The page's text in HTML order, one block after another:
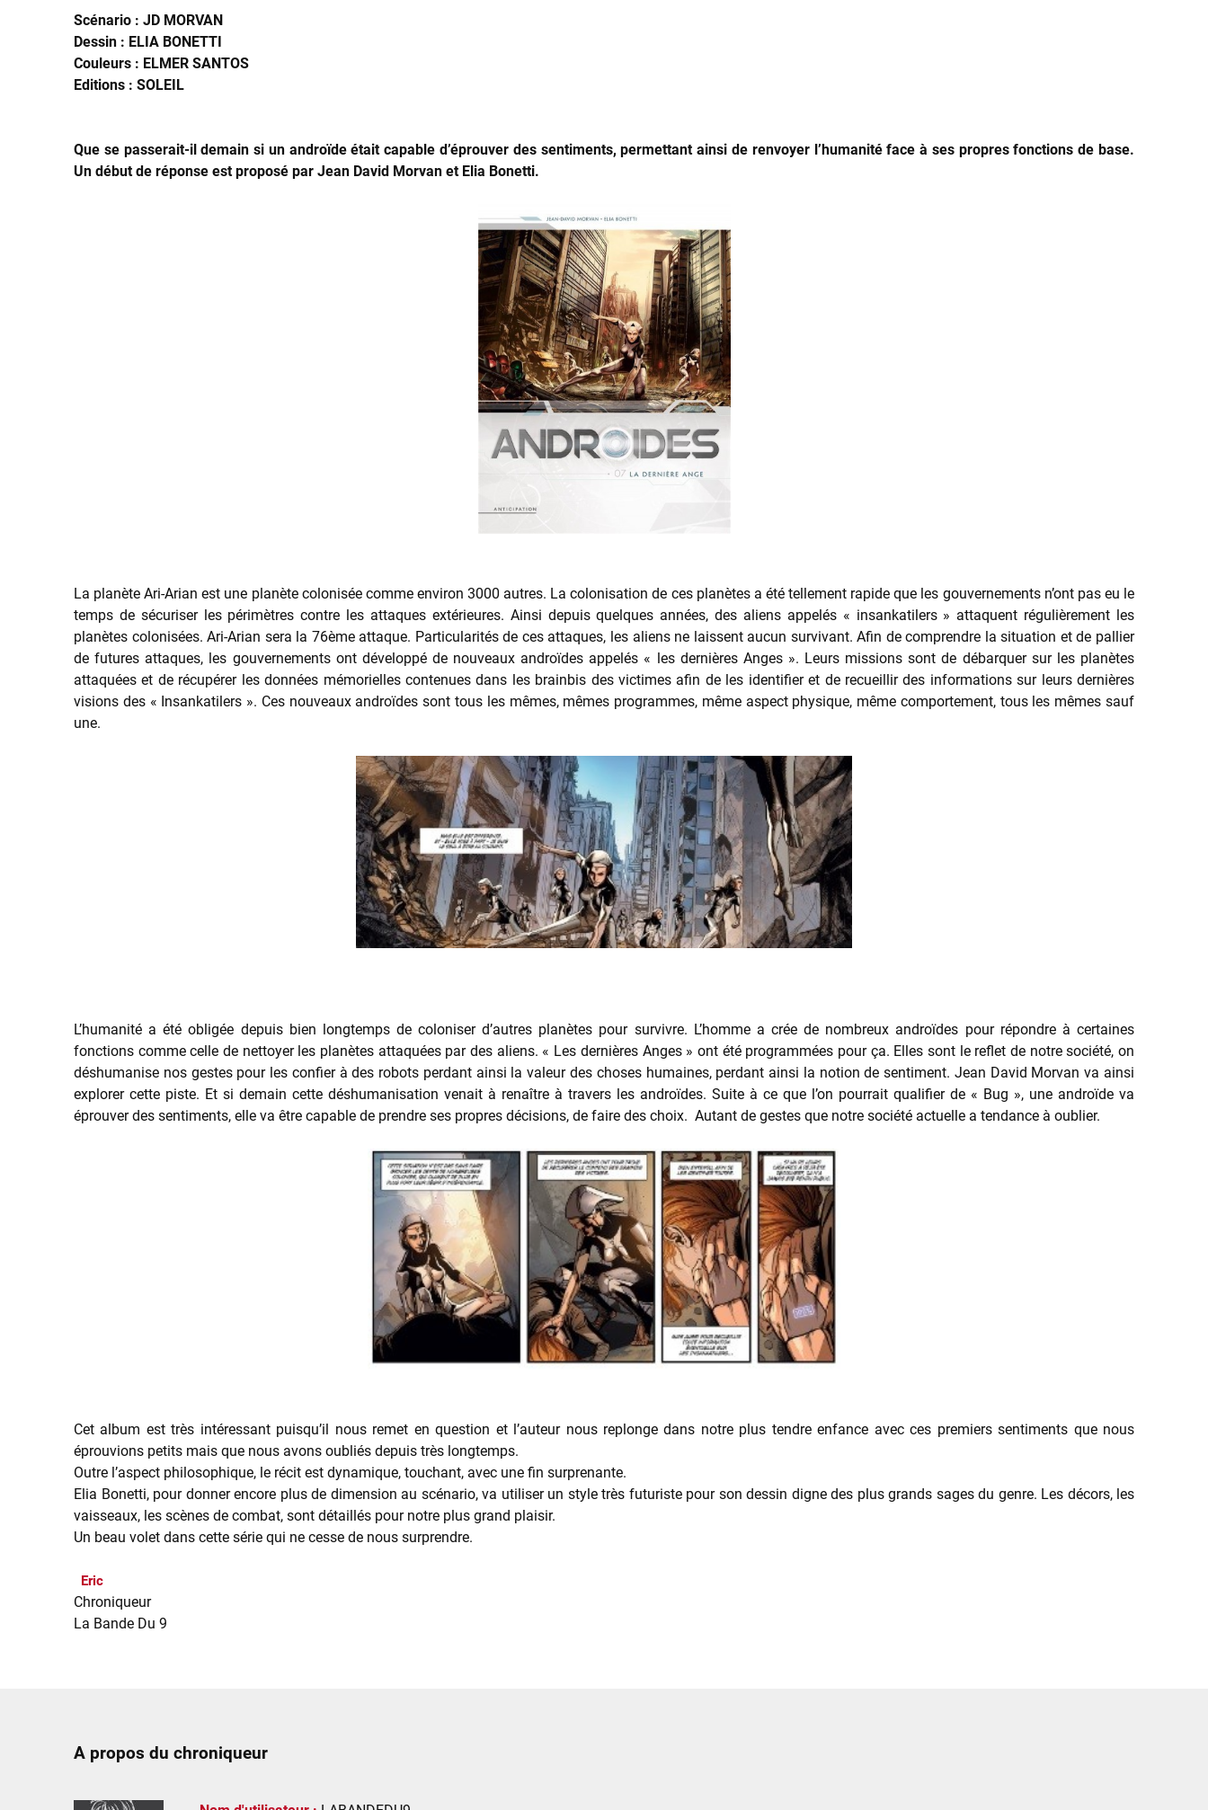
Scénario : JD MORVAN
Dessin : ELIA BONETTI
Couleurs : ELMER SANTOS
Editions : SOLEIL
Que se passerait-il demain si un androïde était capable d’éprouver des sentiments, permettant ainsi de renvoyer l’humanité face à ses propres fonctions de base.
Un début de réponse est proposé par Jean David Morvan et Elia Bonetti.
La planète Ari-Arian est une planète colonisée comme environ 3000 autres. La colonisation de ces planètes a été tellement rapide que les gouvernements n’ont pas eu le
temps de sécuriser les périmètres contre les attaques extérieures. Ainsi depuis quelques années, des aliens appelés « insankatilers » attaquent régulièrement les
planètes colonisées. Ari-Arian sera la 76ème attaque. Particularités de ces attaques, les aliens ne laissent aucun survivant. Afin de comprendre la situation et de pallier
de futures attaques, les gouvernements ont développé de nouveaux androïdes appelés « les dernières Anges ». Leurs missions sont de débarquer sur les planètes
attaquées et de récupérer les données mémorielles contenues dans les brainbis des victimes afin de les identifier et de recueillir des informations sur leurs dernières
visions des « Insankatilers ». Ces nouveaux androïdes sont tous les mêmes, mêmes programmes, même aspect physique, même comportement, tous les mêmes sauf
une.
L’humanité a été obligée depuis bien longtemps de coloniser d’autres planètes pour survivre. L’homme a crée de nombreux androïdes pour répondre à certaines
fonctions comme celle de nettoyer les planètes attaquées par des aliens. « Les dernières Anges » ont été programmées pour ça. Elles sont le reflet de notre société, on
déshumanise nos gestes pour les confier à des robots perdant ainsi la valeur des choses humaines, perdant ainsi la notion de sentiment. Jean David Morvan va ainsi
explorer cette piste. Et si demain cette déshumanisation venait à renaître à travers les androïdes. Suite à ce que l’on pourrait qualifier de « Bug », une androïde va
éprouver des sentiments, elle va être capable de prendre ses propres décisions, de faire des choix. Autant de gestes que notre société actuelle a tendance à oublier.
Cet album est très intéressant puisqu’il nous remet en question et l’auteur nous replonge dans notre plus tendre enfance avec ces premiers sentiments que nous
éprouvions petits mais que nous avons oubliés depuis très longtemps.
Outre l’aspect philosophique, le récit est dynamique, touchant, avec une fin surprenante.
Elia Bonetti, pour donner encore plus de dimension au scénario, va utiliser un style très futuriste pour son dessin digne des plus grands sages du genre. Les décors, les
vaisseaux, les scènes de combat, sont détaillés pour notre plus grand plaisir.
Un beau volet dans cette série qui ne cesse de nous surprendre.
Eric
Chroniqueur
La Bande Du 9
A propos du chroniqueur